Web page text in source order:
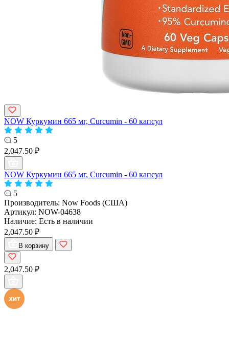
NOW Куркумин 665 мг, Curcumin - 60 капсул
5
2,047.50 ₽
NOW Куркумин 665 мг, Curcumin - 60 капсул
5
Производитель: Now Foods (США)
Артикул: NOW-04638
Наличие: Есть в наличии
2,047.50 ₽
В корзину
2,047.50 ₽